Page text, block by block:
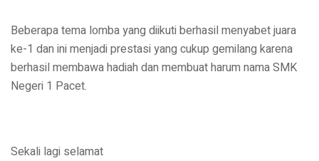
Beberapa tema lomba yang diikuti berhasil menyabet juara
ke-1 dan ini menjadi prestasi yang cukup gemilang karena
berhasil membawa hadiah dan membuat harum nama SMK
Negeri 1 Pacet.
Sekali lagi selamat